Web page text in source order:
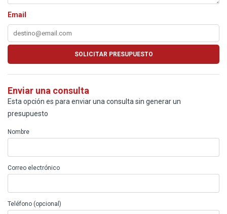
Email
Enviar una consulta
Esta opción es para enviar una consulta sin generar un
presupuesto
Nombre
Correo electrónico
Teléfono (opcional)